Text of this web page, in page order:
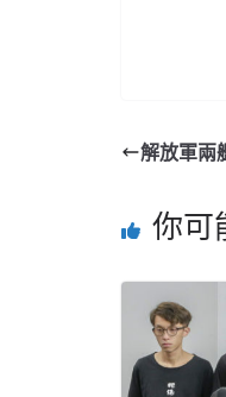
解放軍兩
你可